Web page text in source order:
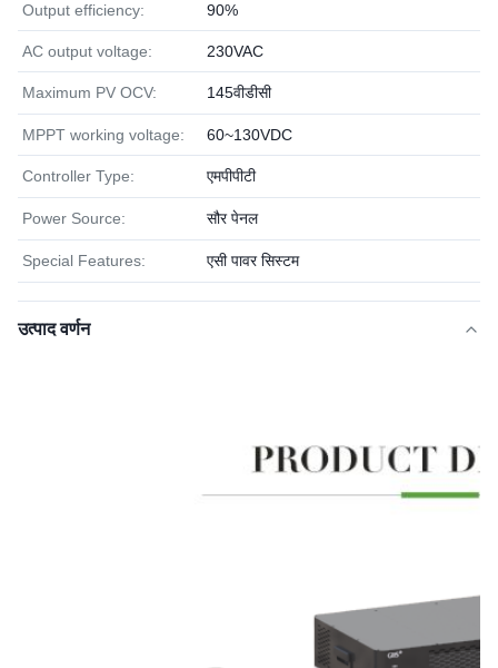
Output efficiency: 90%
AC output voltage: 230VAC
Maximum PV OCV: 145वीडीसी
MPPT working voltage: 60~130VDC
Controller Type: एमपीपीटी
Power Source: सौर पेनल
Special Features: एसी पावर सिस्टम
उत्पाद वर्णन